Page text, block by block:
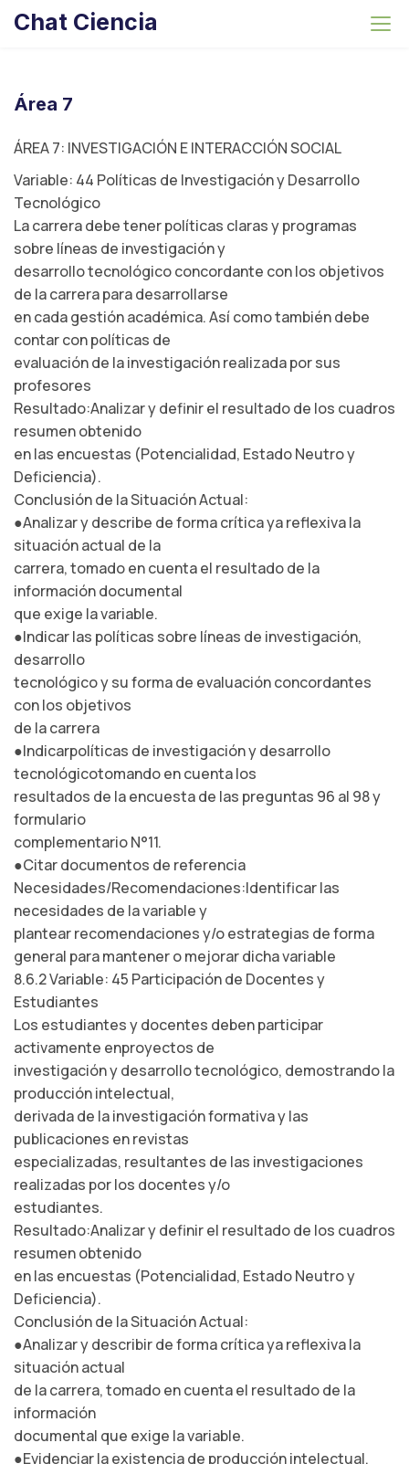
Chat Ciencia
Área 7
ÁREA 7: INVESTIGACIÓN E INTERACCIÓN SOCIAL
Variable: 44 Políticas de Investigación y Desarrollo
Tecnológico
La carrera debe tener políticas claras y programas
sobre líneas de investigación y
desarrollo tecnológico concordante con los objetivos
de la carrera para desarrollarse
en cada gestión académica. Así como también debe
contar con políticas de
evaluación de la investigación realizada por sus
profesores
Resultado:Analizar y definir el resultado de los cuadros
resumen obtenido
en las encuestas (Potencialidad, Estado Neutro y
Deficiencia).
Conclusión de la Situación Actual:
●Analizar y describe de forma crítica ya reflexiva la
situación actual de la
carrera, tomado en cuenta el resultado de la
información documental
que exige la variable.
●Indicar las políticas sobre líneas de investigación,
desarrollo
tecnológico y su forma de evaluación concordantes
con los objetivos
de la carrera
●Indicarpolíticas de investigación y desarrollo
tecnológicotomando en cuenta los
resultados de la encuesta de las preguntas 96 al 98 y
formulario
complementario N°11.
●Citar documentos de referencia
Necesidades/Recomendaciones:Identificar las
necesidades de la variable y
plantear recomendaciones y/o estrategias de forma
general para mantener o mejorar dicha variable
8.6.2 Variable: 45 Participación de Docentes y
Estudiantes
Los estudiantes y docentes deben participar
activamente enproyectos de
investigación y desarrollo tecnológico, demostrando la
producción intelectual,
derivada de la investigación formativa y las
publicaciones en revistas
especializadas, resultantes de las investigaciones
realizadas por los docentes y/o
estudiantes.
Resultado:Analizar y definir el resultado de los cuadros
resumen obtenido
en las encuestas (Potencialidad, Estado Neutro y
Deficiencia).
Conclusión de la Situación Actual:
●Analizar y describir de forma crítica ya reflexiva la
situación actual
de la carrera, tomado en cuenta el resultado de la
información
documental que exige la variable.
●Evidenciar la existencia de producción intelectual,